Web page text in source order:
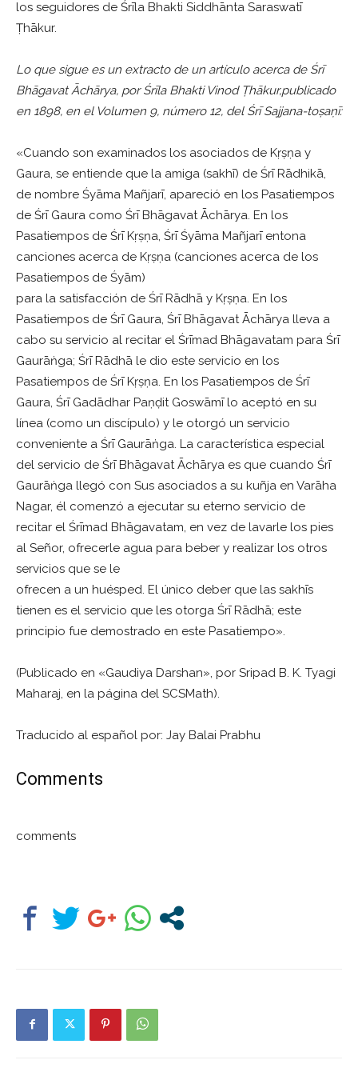
los seguidores de Śrīla Bhakti Siddhānta Saraswatī
Ṭhākur.
Lo que sigue es un extracto de un artículo acerca de Śrī
Bhāgavat Āchārya, por Śrīla Bhakti Vinod Ṭhākur,publicado
en 1898, en el Volumen 9, número 12, del Śrī Sajjana-toṣaṇī:
«Cuando son examinados los asociados de Kṛṣṇa y
Gaura, se entiende que la amiga (sakhī) de Śrī Rādhikā,
de nombre Śyāma Mañjarī, apareció en los Pasatiempos
de Śrī Gaura como Śrī Bhāgavat Āchārya. En los
Pasatiempos de Śrī Kṛṣṇa, Śrī Śyāma Mañjarī entona
canciones acerca de Kṛṣṇa (canciones acerca de los
Pasatiempos de Śyām)
para la satisfacción de Śrī Rādhā y Kṛṣṇa. En los
Pasatiempos de Śrī Gaura, Śrī Bhāgavat Āchārya lleva a
cabo su servicio al recitar el Śrīmad Bhāgavatam para Śrī
Gaurāṅga; Śrī Rādhā le dio este servicio en los
Pasatiempos de Śrī Kṛṣṇa. En los Pasatiempos de Śrī
Gaura, Śrī Gadādhar Paṇḍit Goswāmī lo aceptó en su
línea (como un discípulo) y le otorgó un servicio
conveniente a Śrī Gaurāṅga. La característica especial
del servicio de Śrī Bhāgavat Āchārya es que cuando Śrī
Gaurāṅga llegó con Sus asociados a su kuñja en Varāha
Nagar, él comenzó a ejecutar su eterno servicio de
recitar el Śrīmad Bhāgavatam, en vez de lavarle los pies
al Señor, ofrecerle agua para beber y realizar los otros
servicios que se le
ofrecen a un huésped. El único deber que las sakhīs
tienen es el servicio que les otorga Śrī Rādhā; este
principio fue demostrado en este Pasatiempo».
(Publicado en «Gaudiya Darshan», por Sripad B. K. Tyagi
Maharaj, en la página del SCSMath).
Traducido al español por: Jay Balai Prabhu
Comments
comments